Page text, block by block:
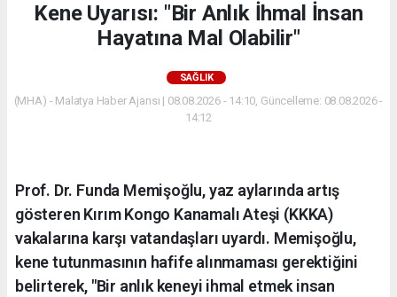
Kene Uyarısı: "Bir Anlık İhmal İnsan
Hayatına Mal Olabilir"
SAĞLIK
(MHA) - Malatya Haber Ajansı | 08.08.2026 - 14:10, Güncelleme: 08.08.2026 -
14:12
Prof. Dr. Funda Memişoğlu, yaz aylarında artış
gösteren Kırım Kongo Kanamalı Ateşi (KKKA)
vakalarına karşı vatandaşları uyardı. Memişoğlu,
kene tutunmasının hafife alınmaması gerektiğini
belirterek, "Bir anlık keneyi ihmal etmek insan